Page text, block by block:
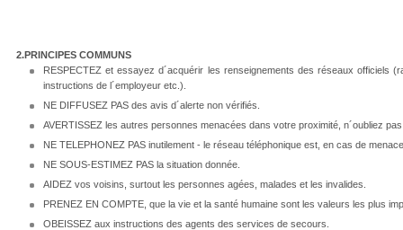
2.PRINCIPES COMMUNS
RESPECTEZ et essayez d´acquérir les renseignements des réseaux officiels
instructions de l´employeur etc.).
NE DIFFUSEZ PAS des avis d´alerte non vérifiés.
AVERTISSEZ les autres personnes menacées dans votre proximité, n´oubliez
NE TELEPHONEZ PAS inutilement - le réseau téléphonique est, en cas de
NE SOUS-ESTIMEZ PAS la situation donnée.
AIDEZ vos voisins, surtout les personnes agées, malades et les invalides.
PRENEZ EN COMPTE, que la vie et la santé humaine sont les valeurs les plus
OBEISSEZ aux instructions des agents des services de secours.